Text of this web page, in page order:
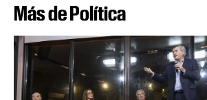
Más de Política